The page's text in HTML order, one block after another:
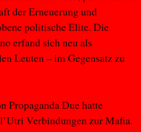
der Erneuerung und
politische Elite. Die
erfand sich neu als
Leuten – im Gegensatz zu
Propaganda Due hatte
Verbindungen zur Mafia.